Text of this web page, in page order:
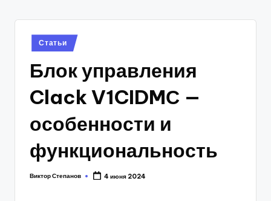
Posted
in
Статьи
Блок управления
Clack V1CIDMС —
особенности и
функциональность
Posted
Виктор Степанов 4 июня 2024